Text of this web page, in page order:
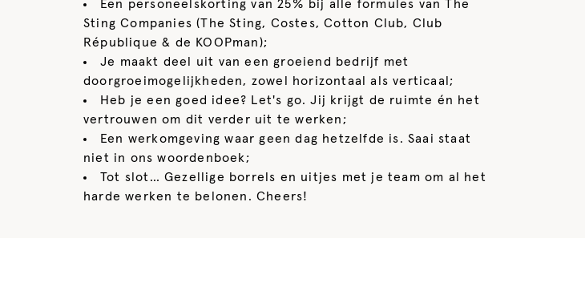
Een personeelskorting van 25% bij alle formules van The
Sting Companies (The Sting, Costes, Cotton Club, Club
République & de KOOPman);
Je maakt deel uit van een groeiend bedrijf met
doorgroeimogelijkheden, zowel horizontaal als verticaal;
Heb je een goed idee? Let's go. Jij krijgt de ruimte én het
vertrouwen om dit verder uit te werken;
Een werkomgeving waar geen dag hetzelfde is. Saai staat
niet in ons woordenboek;
Tot slot… Gezellige borrels en uitjes met je team om al het
harde werken te belonen. Cheers!